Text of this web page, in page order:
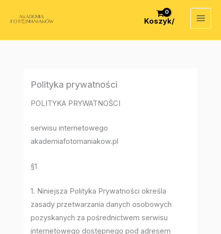
Koszyk/
Polityka prywatności
POLITYKA PRYWATNOŚCI
serwisu internetowego
akademiafotomaniakow.pl
§1
1. Niniejsza Polityka Prywatności określa
zasady przetwarzania danych osobowych
pozyskanych za pośrednictwem serwisu
internetowego dostępnego pod adresem